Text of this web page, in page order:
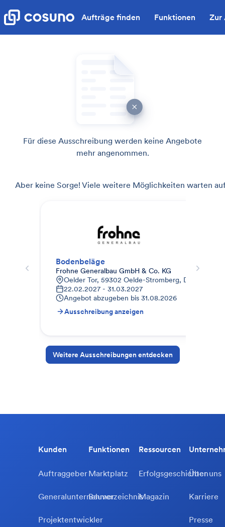
Aufträge finden Funktionen Zur
Für diese Ausschreibung werden keine Angebote
mehr angenommen.
Aber keine Sorge! Viele weitere Möglichkeiten warten
Bodenbeläge
Frohne Generalbau GmbH & Co. KG
Oelder Tor, 59302 Oelde-Stromberg, Deutschland
22.02.2027 - 31.03.2027
Angebot abzugeben bis 31.08.2026
Ausschreibung anzeigen
Weitere Ausschreibungen entdecken
Kunden
Auftraggeber
Generalunternehmer
Projektentwickler
Funktionen
Marktplatz
Bauverzeichnis
Ressourcen
Erfolgsgeschichten
Magazin
Über uns
Karriere
Presse